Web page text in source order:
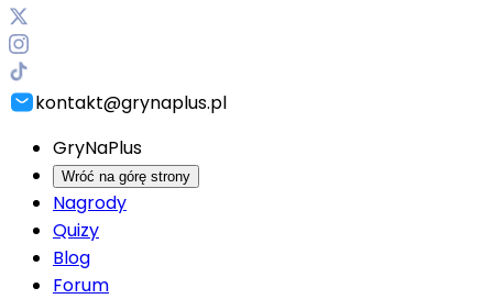
kontakt@grynaplus.pl
GryNaPlus
Wróć na górę strony
Nagrody
Quizy
Blog
Forum